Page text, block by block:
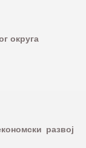
округа
развој